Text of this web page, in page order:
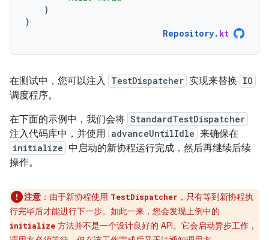
}
}
Repository. kt
在测试中，您可以注入 TestDispatcher 实现来替换 IO
调度程序。
在下面的示例中，我们会将 StandardTestDispatcher
注入代码库中，并使用 advanceUntilIdle 来确保在
initialize 中启动的新协程运行完成，然后再继续后续
操作。
注意 ：由于新协程使用 TestDispatcher ，只有等到新协程执
行完毕后才能进行下一步。如此一来，您会发现上例中的
initialize 方法并不是一个设计良好的 API。它会启动异步工作，